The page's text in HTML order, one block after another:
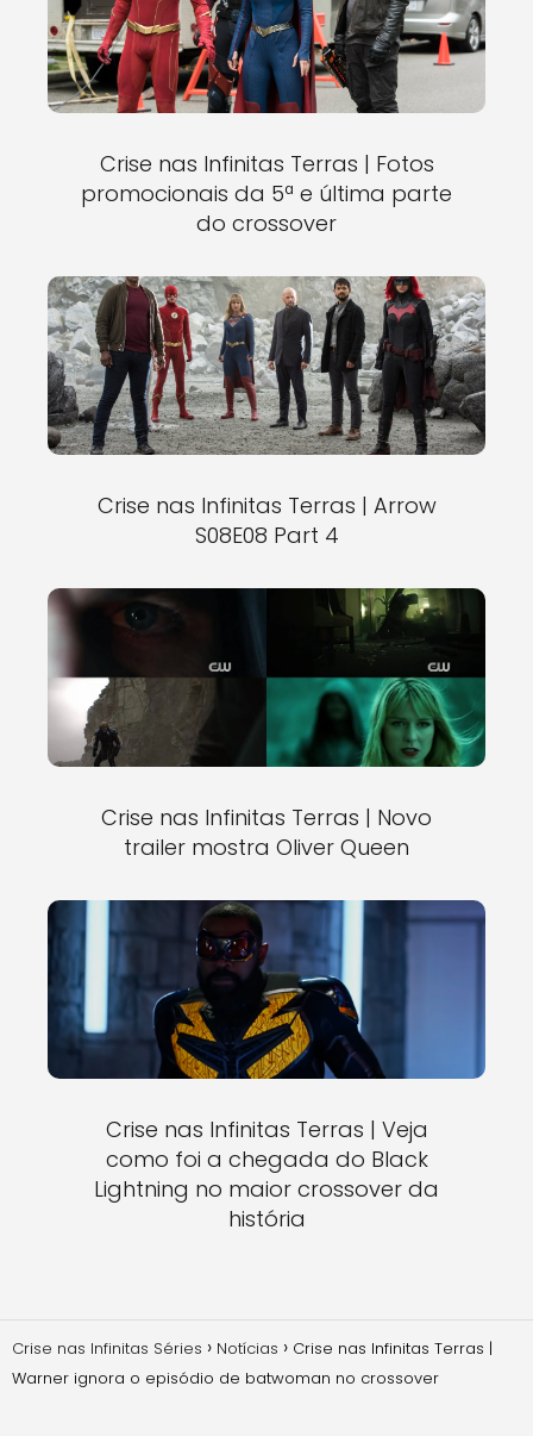
Crise nas Infinitas Terras | Fotos
promocionais da 5ª e última parte
do crossover
Crise nas Infinitas Terras | Arrow
S08E08 Part 4
Crise nas Infinitas Terras | Novo
trailer mostra Oliver Queen
Crise nas Infinitas Terras | Veja
como foi a chegada do Black
Lightning no maior crossover da
história
Crise nas Infinitas Séries Notícias
Crise nas Infinitas Terras |
Warner ignora o episódio de batwoman no crossover